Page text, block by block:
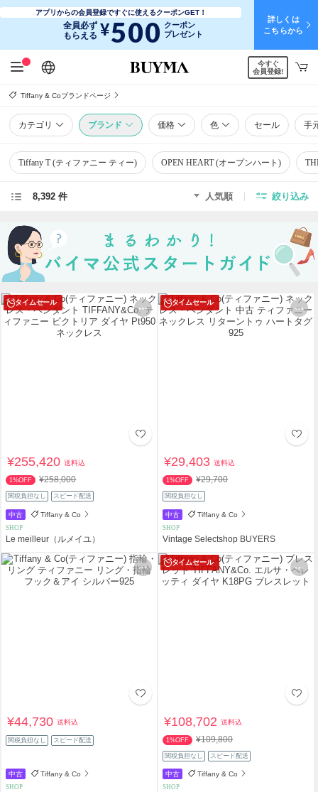
アプリからの会員登録ですぐに使えるクーポンGET！
全員必ず
もらえる ¥500 クーポン
プレゼント
詳しくは
こちらから
日本語
English
简体中文
繁體中文
今すぐ
会員登録!
Tiffany & Coブランドページ
カテゴリ ブランド 価格 色 セール 手
Tiffany T (ティファニー ティー) OPEN HEART (オープンハート)
8,392 件 人気順 絞り込み
タイムセール
¥255,420送料込
1%OFF ¥258,000
関税負担なし スピード配送
中古 Tiffany & Co
SHOP
Le meilleur（ルメイユ）
タイムセール
¥29,403送料込
1%OFF ¥29,700
関税負担なし
中古 Tiffany & Co
SHOP
Vintage Selectshop BUYERS
¥44,730送料込
関税負担なし スピード配送
中古 Tiffany & Co
SHOP
タイムセール
¥108,702送料込
1%OFF ¥109,800
関税負担なし スピード配送
中古 Tiffany & Co
SHOP